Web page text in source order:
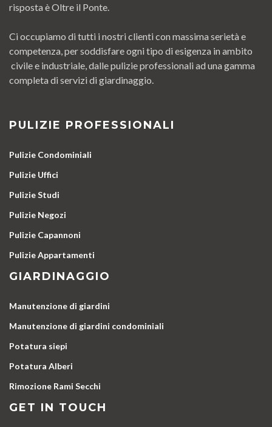
risposta è Oltre il Ponte.
Ci occupiamo di tutti i nostri clienti con massima serietà e
competenza, per soddisfare ogni tipo di esigenza in ambito
civile e industriale, dalle pulizie professionali ad una gamma
completa di servizi di giardinaggio.
PULIZIE PROFESSIONALI
Pulizie Condominiali
Pulizie Uffici
Pulizie Studi
Pulizie Negozi
Pulizie Capannoni
Pulizie Appartamenti
GIARDINAGGIO
Manutenzione di giardini
Manutenzione di giardini condominiali
Potatura siepi
Potatura Alberi
Rimozione Rami Secchi
GET IN TOUCH